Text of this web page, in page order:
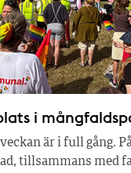
i
är i full gång.
tillsammans med